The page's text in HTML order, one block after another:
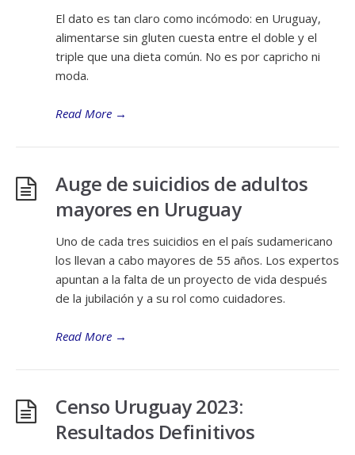
El dato es tan claro como incómodo: en Uruguay,
alimentarse sin gluten cuesta entre el doble y el
triple que una dieta común. No es por capricho ni
moda.
Read More →
Auge de suicidios de adultos
mayores en Uruguay
Uno de cada tres suicidios en el país sudamericano
los llevan a cabo mayores de 55 años. Los expertos
apuntan a la falta de un proyecto de vida después
de la jubilación y a su rol como cuidadores.
Read More →
Censo Uruguay 2023:
Resultados Definitivos